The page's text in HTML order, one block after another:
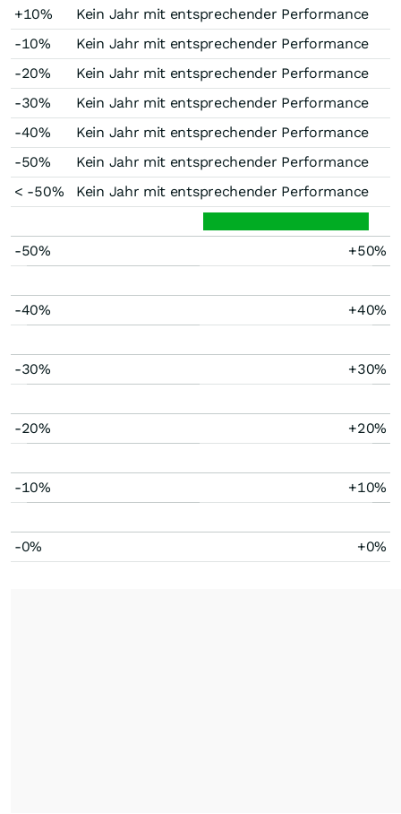
+10%
Kein Jahr mit entsprechender Performance
-10%
Kein Jahr mit entsprechender Performance
-20%
Kein Jahr mit entsprechender Performance
-30%
Kein Jahr mit entsprechender Performance
-40%
Kein Jahr mit entsprechender Performance
-50%
Kein Jahr mit entsprechender Performance
< -50%
Kein Jahr mit entsprechender Performance
-50% +50%
-40% +40%
-30% +30%
-20% +20%
-10% +10%
-0% +0%